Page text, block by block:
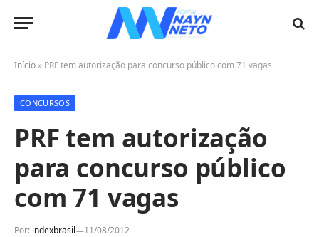
Início » PRF tem autorização para concurso público com 71 vagas
CONCURSOS
PRF tem autorização
para concurso público
com 71 vagas
Por: indexbrasil 11/08/2012